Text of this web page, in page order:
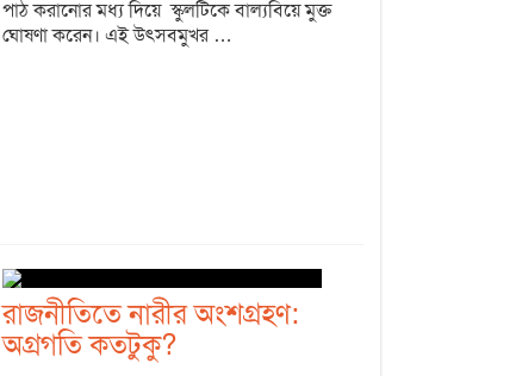
পাঠ করানোর মধ্য দিয়ে স্কুলটিকে বাল্যবিয়ে মুক্ত
ঘোষণা করেন। এই উৎসবমুখর …
রাজনীতিতে নারীর অংশগ্রহণ:
অগ্রগতি কতটুকু?